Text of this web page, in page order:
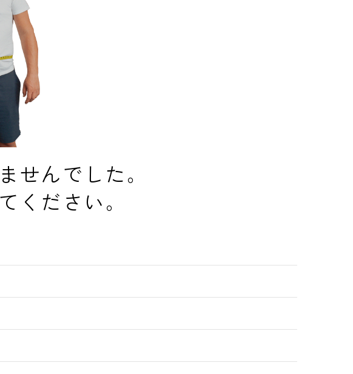
せんでした。
ください。